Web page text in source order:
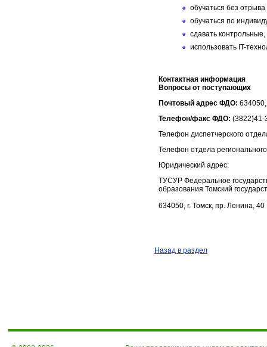
обучаться без
обучаться по
сдавать
использовать IT-
Контактная информация
Вопросы от поступающих
Почтовый адрес ФДО:
Телефон/факс ФДО: (3822)41-
Телефон диспетчерского
Телефон отдела
Юридический адрес:
ТУСУР Федеральное
образования Томский
634050, г. Томск, пр. Ленина, 40
Назад в раздел